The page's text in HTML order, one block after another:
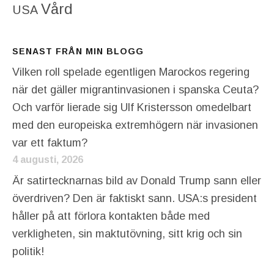
USA Vård
SENAST FRÅN MIN BLOGG
Vilken roll spelade egentligen Marockos regering
när det gäller migrantinvasionen i spanska Ceuta?
Och varför lierade sig Ulf Kristersson omedelbart
med den europeiska extremhögern när invasionen
var ett faktum?
4 augusti, 2026
Är satirtecknarnas bild av Donald Trump sann eller
överdriven? Den är faktiskt sann. USA:s president
håller på att förlora kontakten både med
verkligheten, sin maktutövning, sitt krig och sin
politik!